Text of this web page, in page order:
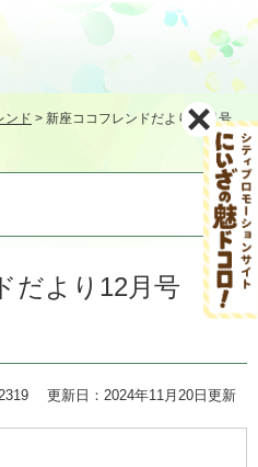
ンド > 新座ココフレンドだより12月号
だより12月号
更新日：2024年11月20日更新